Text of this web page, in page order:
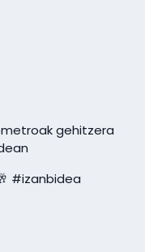
gehitzera
#izanbidea